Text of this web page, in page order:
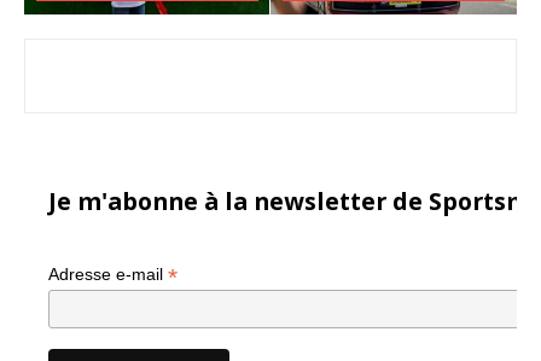
Je m'abonne à la newsletter de
Adresse e-mail *